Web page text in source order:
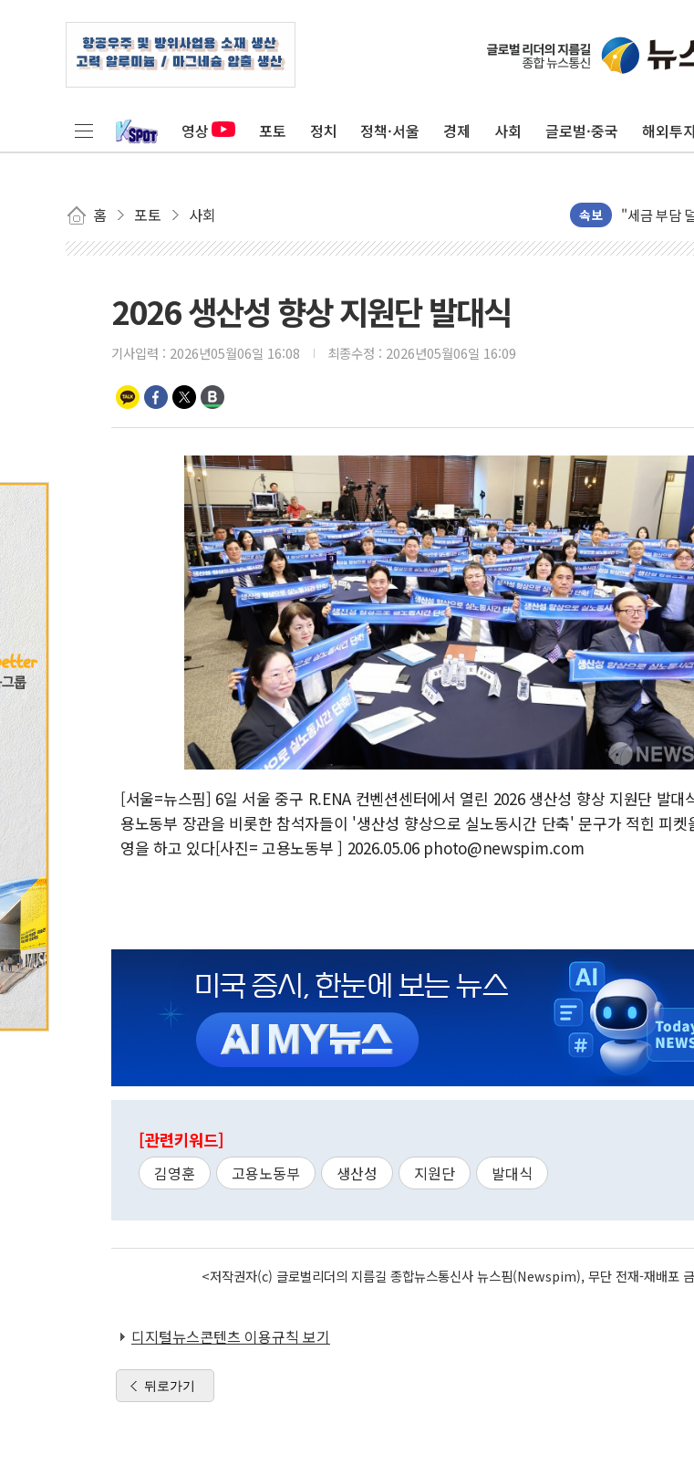
영상 포토 정치 정책·서울 경제 사회 글로벌·중국 해외투
홈 포토 사회 속보
트럼프 "이
"세금 부담
세금 부담
뉴욕증시,
李대통령,
[오늘의 정
[오늘의 국
이란, 美·이
유럽증시,
리투아니
구광모, 내
뉴욕증시 개
김정관 장
뉴욕증시 프
청와대, 북
금값 7주 만
2026 생산성 향상 지원단 발대식
기사입력 : 2026년05월06일 16:08 최종수정 : 2026년05월06일 16:09
[서울=뉴스핌] 6일 서울 중구 R.ENA 컨벤션센터에서 열린 2026 생산성 향상 지원단 발대
용노동부 장관을 비롯한 참석자들이 '생산성 향상으로 실노동시간 단축' 문구가 적힌 피켓
영을 하고 있다[사진= 고용노동부 ] 2026.05.06 photo@newspim.com
[관련키워드]
김영훈 고용노동부 생산성 지원단 발대식
<저작권자(c) 글로벌리더의 지름길 종합뉴스통신사 뉴스핌(Newspim), 무단 전재-재배포
디지털뉴스콘텐츠 이용규칙 보기
뒤로가기